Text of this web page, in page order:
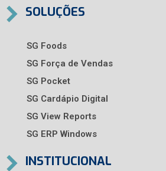
SOLUÇÕES
SG Foods
SG Força de Vendas
SG Pocket
SG Cardápio Digital
SG View Reports
SG ERP Windows
INSTITUCIONAL